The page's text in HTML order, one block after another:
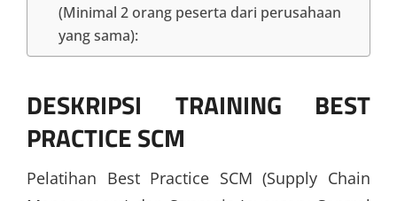
(Minimal 2 orang peserta dari perusahaan
yang sama):
DESKRIPSI TRAINING BEST
PRACTICE SCM
Pelatihan Best Practice SCM (Supply Chain